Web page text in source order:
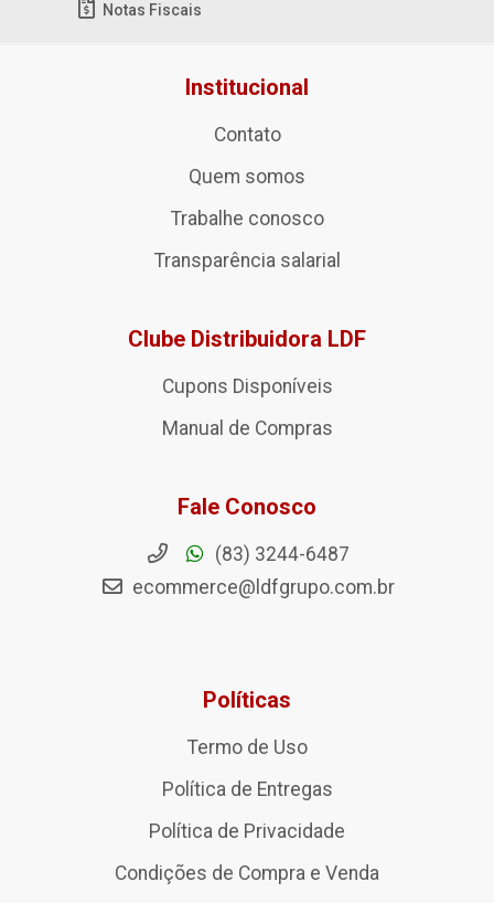
Notas Fiscais
Institucional
Contato
Quem somos
Trabalhe conosco
Transparência salarial
Clube Distribuidora LDF
Cupons Disponíveis
Manual de Compras
Fale Conosco
(83) 3244-6487
ecommerce@ldfgrupo.com.br
Políticas
Termo de Uso
Política de Entregas
Política de Privacidade
Condições de Compra e Venda